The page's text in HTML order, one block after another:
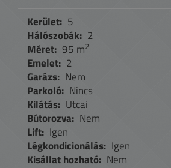
Kerület: 5
Hálószobák: 2
Méret: 95 m2
Emelet: 2
Garázs: Nem
Parkoló: Nincs
Kilátás: Utcai
Bútorozva: Nem
Lift: Igen
Légkondicionálás: Igen
Kisállat hozható: Nem